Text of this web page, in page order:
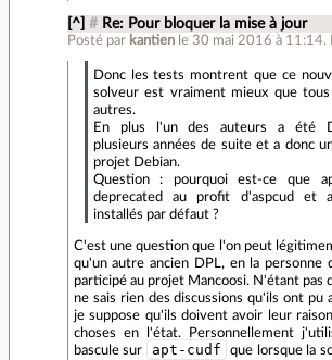
[^] # Re: Pour bloquer la mise à jour
Posté par kantien le 30 mai 2016 à 11:14.
Donc les tests montrent que ce
solveur est vraiment mieux que tous
autres.
En plus l'un des auteurs a été
plusieurs années de suite et a donc
projet Debian.
Question : pourquoi est-ce que
deprecated au profit d'aspcud et
installés par défaut ?
C'est une question que l'on peut
qu'un autre ancien DPL, en la personne
participé au projet Mancoosi. N'étant pas
ne sais rien des discussions qu'ils ont pu
je suppose qu'ils doivent avoir leur
choses en l'état. Personnellement
bascule sur
apt-cudf
que lorsque la